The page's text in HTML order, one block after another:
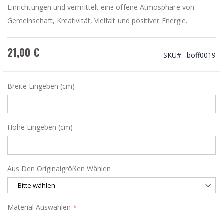
Einrichtungen und vermittelt eine offene Atmosphäre von
Gemeinschaft, Kreativität, Vielfalt und positiver Energie.
21,00 € SKU boff0019
Breite Eingeben (cm)
Höhe Eingeben (cm)
Aus Den Originalgrößen Wählen
Material Auswählen